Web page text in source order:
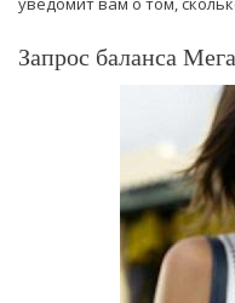
Запрос баланса